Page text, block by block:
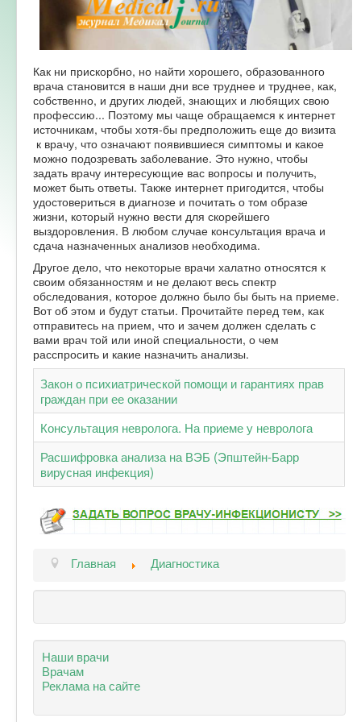
Форум
Как ни прискорбно, но найти хорошего, образованного
врача становится в наши дни все труднее и труднее, как,
собственно, и других людей, знающих и любящих свою
профессию... Поэтому мы чаще обращаемся к интернет
источникам, чтобы хотя-бы предположить еще до визита
к врачу, что означают появившиеся симптомы и какое
можно подозревать заболевание. Это нужно, чтобы
задать врачу интересующие вас вопросы и получить,
может быть ответы. Также интернет пригодится, чтобы
удостовериться в диагнозе и почитать о том образе
жизни, который нужно вести для скорейшего
выздоровления. В любом случае консультация врача и
сдача назначенных анализов необходима.
Другое дело, что некоторые врачи халатно относятся к
своим обязанностям и не делают весь спектр
обследования, которое должно было бы быть на приеме.
Вот об этом и будут статьи. Прочитайте перед тем, как
отправитесь на прием, что и зачем должен сделать с
вами врач той или иной специальности, о чем
расспросить и какие назначить анализы.
Закон о психиатрической помощи и гарантиях прав
граждан при ее оказании
Консультация невролога. На приеме у невролога
Расшифровка анализа на ВЭБ (Эпштейн-Барр
вирусная инфекция)
Главная Диагностика
Наши врачи
Врачам
Реклама на сайте